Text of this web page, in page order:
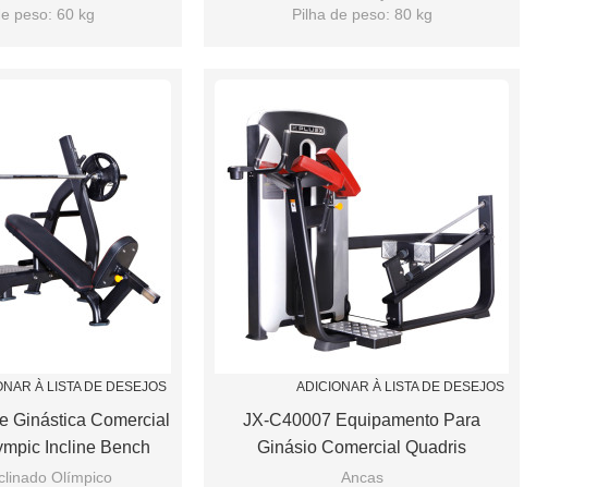
peso: 60 kg
Pilha de peso: 80 kg
À LISTA DE DESEJOS
Ginástica Comercial
Incline Bench
Olímpico
ADICIONAR À LISTA DE DESEJOS
JX-C40007 Equipamento Para
Ginásio Comercial Quadris
Ancas